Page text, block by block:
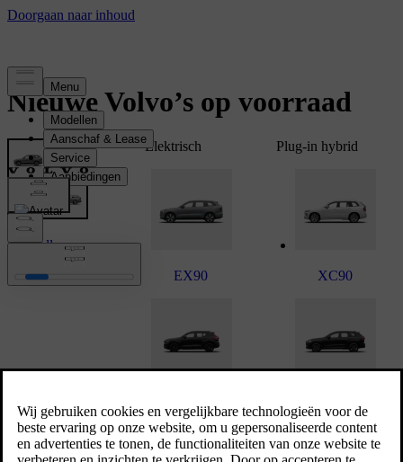
Nieuwe Volvo’s op voorraad
Alle
modellen
Elektrisch
EX90
EX40
Plug-in hybrid
XC90